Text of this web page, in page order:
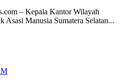
– Kepala Kantor Wilayah
Asasi Manusia Sumatera Selatan...